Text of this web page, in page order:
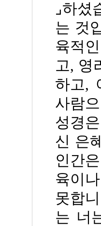
⌟하셨
는 것
육적
고, 영
하고,
사람
성경
신 은
인간
육이
못합
는 너